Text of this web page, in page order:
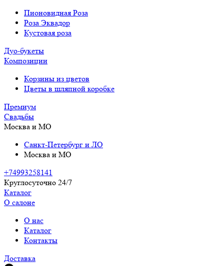
Пионовидная Роза
Роза Эквадор
Кустовая роза
Дуо-букеты
Композиции
Корзины из цветов
Цветы в шляпной коробке
Премиум
Свадьбы
Москва и МО
Санкт-Петербург и ЛО
Москва и МО
+74993258141
Круглосуточно 24/7
Каталог
О салоне
О нас
Каталог
Контакты
Доставка